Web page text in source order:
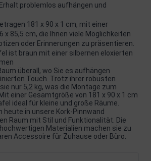
problemlos aufhängen und
181 x 90 x 1 cm, mit einer
x 85,5 cm, die Ihnen viele Möglichkeiten
oder Erinnerungen zu präsentieren.
ist braun mit einer silbernen eloxierten
überall, wo Sie es aufhängen
Touch. Trotz ihrer robusten
nur 5,2 kg, was die Montage zum
einer Gesamtgröße von 181 x 90 x 1 cm
ideal für kleine und große Räume.
heute in unsere Kork-Pinnwand
Raum mit Stil und Funktionalität. Die
Materialien machen sie zu
Accessoire für Zuhause oder Büro.